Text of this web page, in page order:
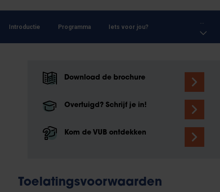
Introductie Programma Iets voor jou?
Download de brochure
Overtuigd? Schrijf je in!
Kom de VUB ontdekken
Toelatingsvoorwaarden